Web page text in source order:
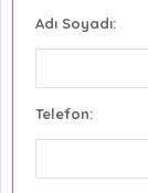
Adı Soyadı:
Telefon: